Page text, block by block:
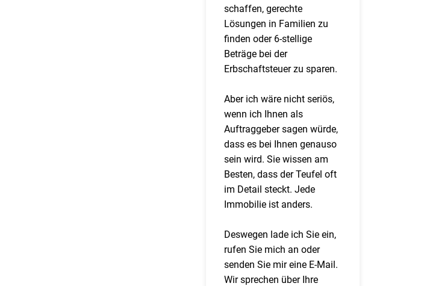
schaffen, gerechte
Lösungen in Familien zu
finden oder 6-stellige
Beträge bei der
Erbschaftsteuer zu sparen.
Aber ich wäre nicht seriös,
wenn ich Ihnen als
Auftraggeber sagen würde,
dass es bei Ihnen genauso
sein wird. Sie wissen am
Besten, dass der Teufel oft
im Detail steckt. Jede
Immobilie ist anders.
Deswegen lade ich Sie ein,
rufen Sie mich an oder
senden Sie mir eine E-Mail.
Wir sprechen über Ihre